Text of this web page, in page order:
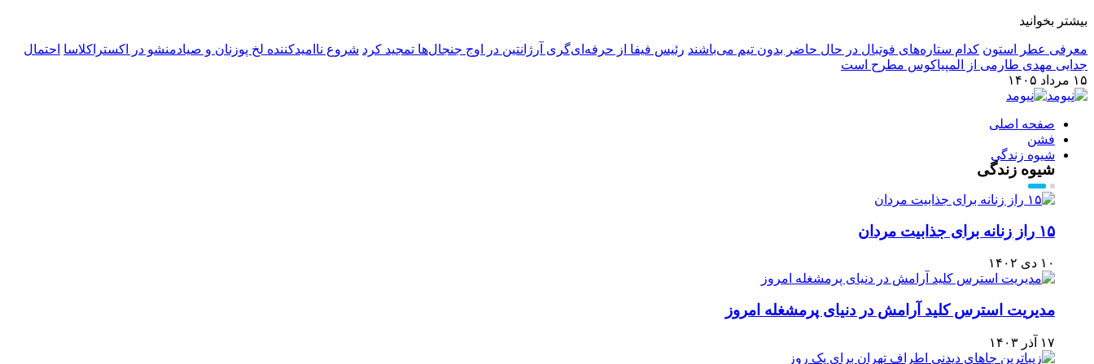
بیشتر بخوانید
معرفی عطر استون کدام ستاره‌های فوتبال در حال حاضر بدون تیم می‌باشند رئیس فیفا از حرفه‌ای‌گری آرژانتین در اوج جنجال‌ها تمجید کرد شروع ناامیدکننده لخ پوزنان و صیادمنشو در اکستراکلاسا احتمال
جدایی مهدی طارمی از المپیاکوس مطرح است
۱۵ مرداد ۱۴۰۵
صفحه اصلی
فشن
شیوه زندگی
شیوه زندگی
۱۵ راز زنانه برای جذابیت مردان
۱۰ دی ۱۴۰۲
مدیریت استرس کلید آرامش در دنیای پرمشغله امروز
۱۷ آذر ۱۴۰۳